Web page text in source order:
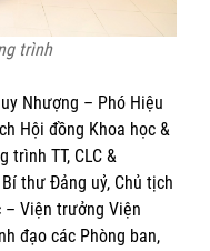
trình
Nhượng – Phó Hiệu
Hội đồng Khoa học &
trình TT, CLC &
thư Đảng uỷ, Chủ tịch
– Viện trưởng Viện
đạo các Phòng ban,